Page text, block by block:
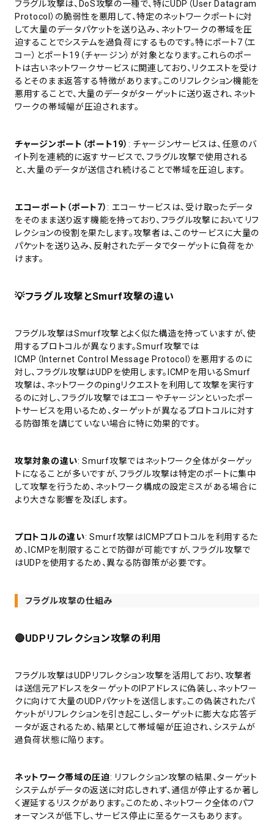
フラグル攻撃は、DoS攻撃の一種で、特にUDP（User Datagram
Protocol）の脆弱性を悪用して、特定のネットワークポートに対
して大量のデータパケットを送り込み、ネットワークの帯域を圧
迫することでシステムを過負荷にするものです。特にポート7（エ
コー）とポート19（チャージン）が対象となります。これらのポー
トは古いネットワークサービスに関連しており、リクエストを受け
るとそのまま返答する特徴があります。このリフレクション機能を
悪用することで、大量のデータがターゲットに送り返され、ネット
ワークの帯域幅が圧迫されます。
チャージンポート（ポート19） : チャージンサービスは、任意のバ
イト列を連続的に返すサービスで、フラグル攻撃で使用される
と、大量のデータが送信され続けることで帯域を圧迫します。
エコーポート（ポート7）: エコーサービスは、受け取ったデータ
をそのまま送り返す機能を持っており、フラグル攻撃においてリフ
レクションの役割を果たします。攻撃者は、このサービスに大量の
パケットを送り込み、反射されたデータでターゲットに負荷をか
けます。
💡フラグル攻撃とSmurf攻撃の違い
フラグル攻撃はSmurf攻撃とよく似た構造を持っていますが、使
用するプロトコルが異なります。Smurf攻撃では
ICMP（Internet Control Message Protocol）を悪用するのに
対し、フラグル攻撃はUDPを使用します。ICMPを用いるSmurf
攻撃は、ネットワークのpingリクエストを利用して攻撃を実行す
るのに対し、フラグル攻撃ではエコーやチャージンといったポー
トサービスを用いるため、ターゲットが異なるプロトコルに対す
る防御策を講じていない場合に特に効果的です。
攻撃対象の違い: Smurf攻撃ではネットワーク全体がターゲッ
トになることが多いですが、フラグル攻撃は特定のポートに集中
して攻撃を行うため、ネットワーク構成の設定ミスがある場合に
より大きな影響を及ぼします。
プロトコルの違い: Smurf攻撃はICMPプロトコルを利用するた
め、ICMPを制限することで防御が可能ですが、フラグル攻撃で
はUDPを使用するため、異なる防御策が必要です。
フラグル攻撃の仕組み
🔴UDPリフレクション攻撃の利用
フラグル攻撃はUDPリフレクション攻撃を活用しており、攻撃者
は送信元アドレスをターゲットのIPアドレスに偽装し、ネットワー
クに向けて大量のUDPパケットを送信します。この偽装されたパ
ケットがリフレクションを引き起こし、ターゲットに膨大な応答デ
ータが返されるため、結果として帯域幅が圧迫され、システムが
過負荷状態に陥ります。
ネットワーク帯域の圧迫: リフレクション攻撃の結果、ターゲット
システムがデータの返送に対応しきれず、通信が停止するか著し
く遅延するリスクがあります。このため、ネットワーク全体のパフ
ォーマンスが低下し、サービス停止に至るケースもあります。